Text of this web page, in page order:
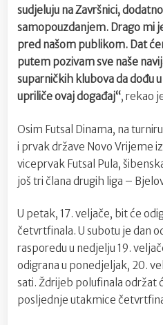
sudjeluju na Završnici,
samopouzdanjem. Drago mi
pred našom publikom. Dat
putem pozivam sve naše
suparničkih klubova da dođu
upriliče ovaj događaj“, rekao
Osim Futsal Dinama, na
i prvak države Novo Vrijeme
viceprvak Futsal Pula,
još tri člana drugih liga –
U petak, 17. veljače, bit će
četvrtfinala. U subotu je dan
rasporedu u nedjelju 19.
odigrana u ponedjeljak, 20.
sati. Ždrijeb polufinala održat
posljednje utakmice